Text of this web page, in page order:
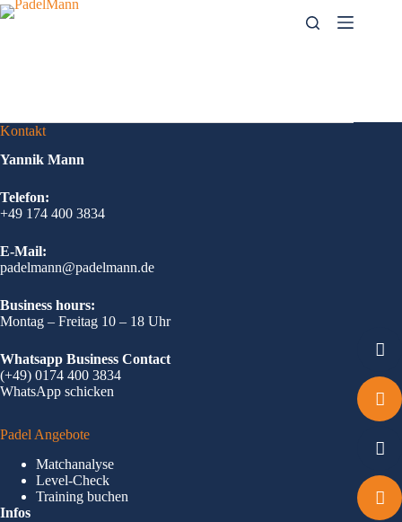
Zum
Inhalt
Kontakt
Yannik Mann
Telefon:
+49 174 400 3834
E-Mail:
padelmann@padelmann.de
Business hours:
Montag – Freitag 10 – 18 Uhr
Whatsapp Business Contact
(+49) 0174 400 3834
WhatsApp schicken
Padel Angebote
Matchanalyse
Level-Check
Training buchen
Infos